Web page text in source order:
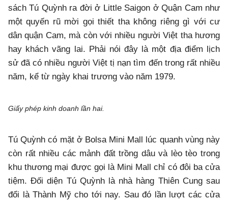
sách Tú Quỳnh ra đời ở Little Saigon ở Quận Cam như
một quyến rũ mời gọi thiết tha không riêng gì với cư
dân quận Cam, mà còn với nhiều người Việt tha hương
hay khách vãng lai. Phải nói đây là một địa điểm lịch
sử đã có nhiều người Việt tị nạn tìm đến trong rất nhiều
năm, kể từ ngày khai trương vào năm 1979.
Giấy phép kinh doanh lần hai.
Tú Quỳnh có mặt ở Bolsa Mini Mall lúc quanh vùng này
còn rất nhiều các mảnh đất trồng dâu và lèo tèo trong
khu thương mại được gọi là Mini Mall chỉ có đôi ba cửa
tiệm. Đối diện Tú Quỳnh là nhà hàng Thiên Cung sau
đổi là Thành Mỹ cho tới nay. Sau đó lần lượt các cửa